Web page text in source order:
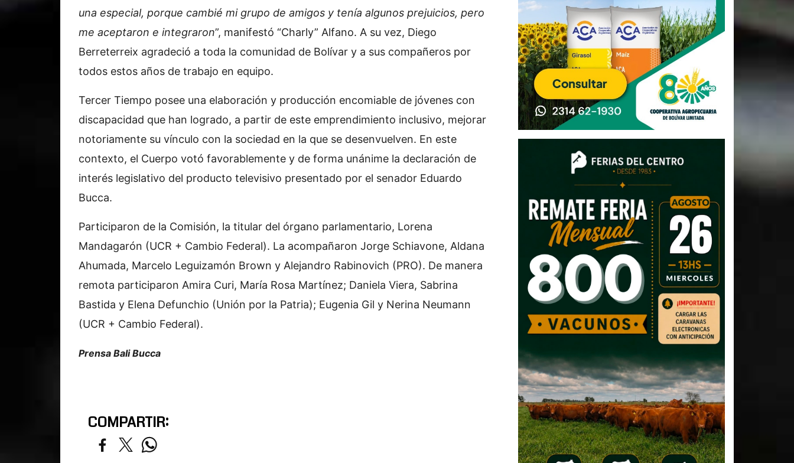
una especial, porque cambié mi grupo de amigos y tenía algunos prejuicios, pero
me aceptaron e integraron”, manifestó “Charly” Alfano. A su vez, Diego
Berreterreix agradeció a toda la comunidad de Bolívar y a sus compañeros por
todos estos años de trabajo en equipo.
Tercer Tiempo posee una elaboración y producción encomiable de jóvenes con
discapacidad que han logrado, a partir de este emprendimiento inclusivo, mejorar
notoriamente su vínculo con la sociedad en la que se desenvuelven. En este
contexto, el Cuerpo votó favorablemente y de forma unánime la declaración de
interés legislativo del producto televisivo presentado por el senador Eduardo
Bucca.
Participaron de la Comisión, la titular del órgano parlamentario, Lorena
Mandagarón (UCR + Cambio Federal). La acompañaron Jorge Schiavone, Aldana
Ahumada, Marcelo Leguizamón Brown y Alejandro Rabinovich (PRO). De manera
remota participaron Amira Curi, María Rosa Martínez; Daniela Viera, Sabrina
Bastida y Elena Defunchio (Unión por la Patria); Eugenia Gil y Nerina Neumann
(UCR + Cambio Federal).
Prensa Bali Bucca
COMPARTIR: